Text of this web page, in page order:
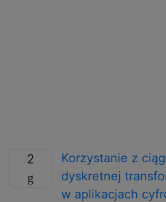
2
Korzystanie z
dyskretnej
w aplikacjach